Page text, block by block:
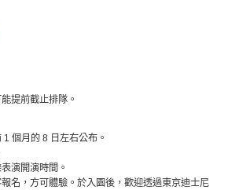
提前截止排隊。
個月的 8 日左右公布。
演開演時間。
名，方可體驗。於入園後，歡迎透過東京迪士尼